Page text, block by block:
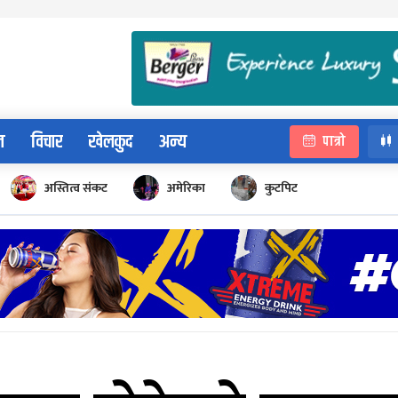
विचार खेलकुद अन्य पात्रो
अस्तित्व संकट अमेरिका कुटपिट